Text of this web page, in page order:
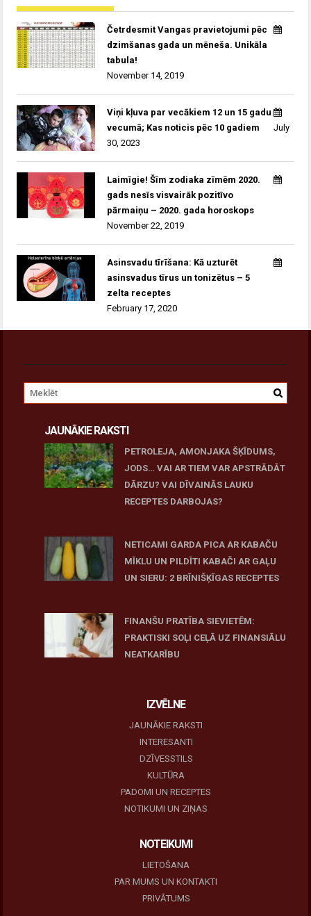
Četrdesmit Vangas pravietojumi pēc
dzimšanas gada un mēneša. Unikāla
tabula!
November 14, 2019
Viņi kļuva par vecākiem 12 un 15 gadu
vecumā; Kas noticis pēc 10 gadiem
July
30, 2023
Laimīgie! Šīm zodiaka zīmēm 2020.
gads nesīs visvairāk pozitīvo
pārmaiņu – 2020. gada horoskops
November 22, 2019
Asinsvadu tīrīšana: Kā uzturēt
asinsvadus tīrus un tonizētus – 5
zelta receptes
February 17, 2020
JAUNĀKIE RAKSTI
PETROLEJA, AMONJAKA ŠĶĪDUMS,
JODS… VAI AR TIEM VAR APSTRĀDĀT
DĀRZU? VAI DĪVAINĀS LAUKU
RECEPTES DARBOJAS?
NETICAMI GARDA PICA AR KABAČU
MĪKLU UN PILDĪTI KABAČI AR GAĻU
UN SIERU: 2 BRĪNIŠĶĪGAS RECEPTES
FINANŠU PRATĪBA SIEVIETĒM:
PRAKTISKI SOĻI CEĻĀ UZ FINANSIĀLU
NEATKARĪBU
IZVĒLNE
JAUNĀKIE RAKSTI
INTERESANTI
DZĪVESSTILS
KULTŪRA
PADOMI UN RECEPTES
NOTIKUMI UN ZIŅAS
NOTEIKUMI
LIETOŠANA
PAR MUMS UN KONTAKTI
PRIVĀTUMS